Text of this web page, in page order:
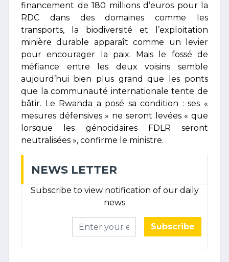
financement de 180 millions d’euros pour la
RDC dans des domaines comme les
transports, la biodiversité et l’exploitation
minière durable apparaît comme un levier
pour encourager la paix. Mais le fossé de
méfiance entre les deux voisins semble
aujourd’hui bien plus grand que les ponts
que la communauté internationale tente de
bâtir. Le Rwanda a posé sa condition : ses «
mesures défensives » ne seront levées « que
lorsque les génocidaires FDLR seront
neutralisées », confirme le ministre.
NEWS LETTER
Subscribe to view notification of our daily
news
Subscribe